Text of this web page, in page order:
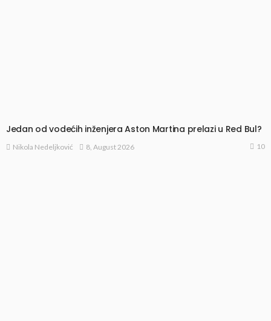
Jedan od vodećih inženjera Aston Martina prelazi u Red Bul?
Nikola Nedeljković 8, August 2026 10